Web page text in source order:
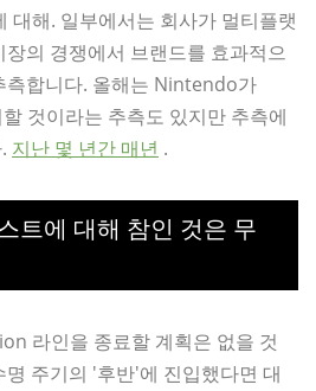
대해. 일부에서는 회사가 멀티플랫
의 경쟁에서 브랜드를 효과적으
측합니다. 올해는 Nintendo가
것이라는 추측도 있지만 추측에
지난 몇 년간 매년 .
트에 대해 참인 것은 무
라인을 종료할 계획은 없을 것
명 주기의 '후반'에 진입했다면 대